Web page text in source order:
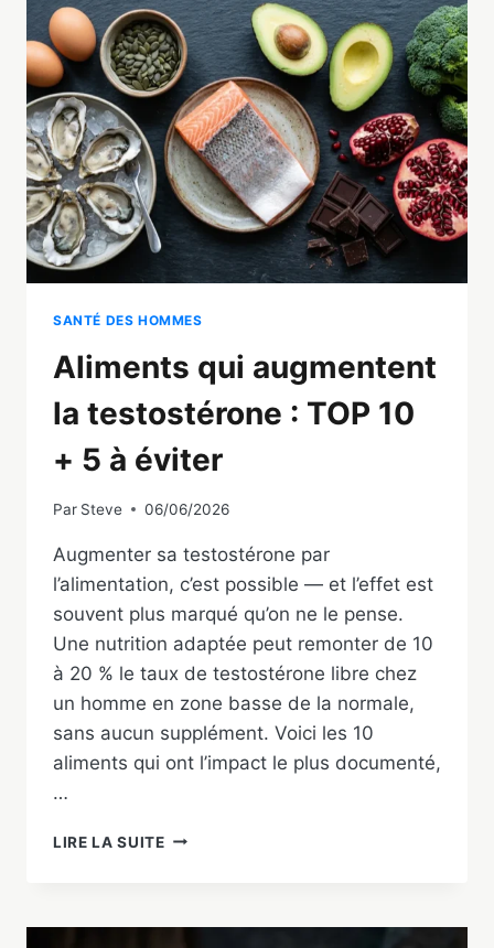
L’HOMME
:
PROGRAMME
5
LEVIERS
SANTÉ DES HOMMES
Aliments qui augmentent
la testostérone : TOP 10
+ 5 à éviter
Par Steve 06/06/2026
Augmenter sa testostérone par
l’alimentation, c’est possible — et l’effet est
souvent plus marqué qu’on ne le pense.
Une nutrition adaptée peut remonter de 10
à 20 % le taux de testostérone libre chez
un homme en zone basse de la normale,
sans aucun supplément. Voici les 10
aliments qui ont l’impact le plus documenté,
…
LIRE LA SUITEALIMENTS
TESTOSTÉRONE